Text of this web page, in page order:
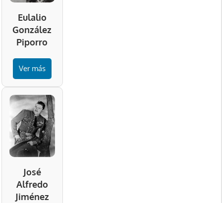
Eulalio
González
Piporro
Ver más
José
Alfredo
Jiménez